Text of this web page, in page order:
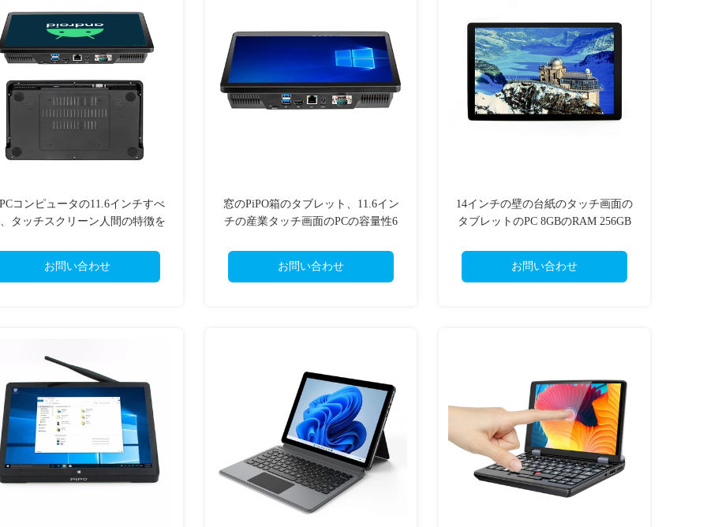
コンピュータの11.6インチすべ
タッチスクリーン人間の特徴を
お問い合わせ
窓のPiPO箱のタブレット、11.6イン
チの産業タッチ画面のPCの容量性6
お問い合わせ
14インチの壁の台紙のタッチ画面の
タブレットのPC 8GBのRAM 256GB
お問い合わせ